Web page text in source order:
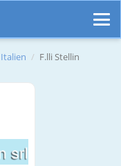
Italien F.lli Stellin